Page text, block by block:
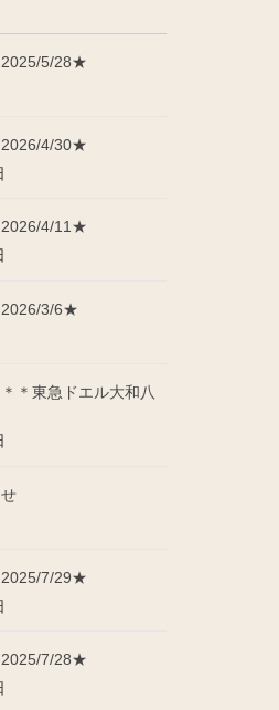
5/28★
4/30★
4/11★
3/6★
＊東急ドエル大和八
7/29★
7/28★